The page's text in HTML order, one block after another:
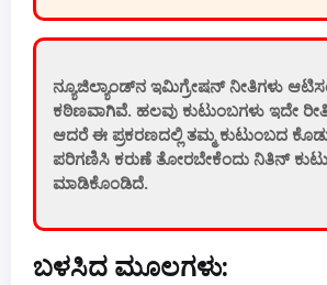
ನ್ಯೂಜಿಲ್ಯಾಂಡ್‌ನ ಇಮಿಗ್ರೇಷನ್ ನೀತಿಗಳು
ಕಠಿಣವಾಗಿವೆ. ಹಲವು ಕುಟುಂಬಗಳು ಇದೇ
ಆದರೆ ಈ ಪ್ರಕರಣದಲ್ಲಿ ತಮ್ಮ ಕುಟುಂಬದ
ಪರಿಗಣಿಸಿ ಕರುಣೆ ತೋರಬೇಕೆಂದು ನಿತಿನ್
ಮಾಡಿಕೊಂಡಿದೆ.
ಬಳಸಿದ ಮೂಲಗಳು: